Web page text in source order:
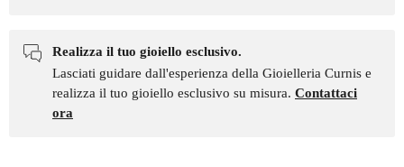
Realizza il tuo gioiello esclusivo.
Lasciati guidare dall'esperienza della Gioielleria Curnis e
realizza il tuo gioiello esclusivo su misura. Contattaci
ora